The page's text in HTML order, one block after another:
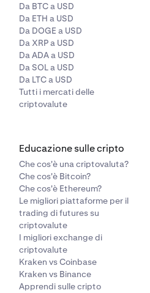
Da BTC a USD
Da ETH a USD
Da DOGE a USD
Da XRP a USD
Da ADA a USD
Da SOL a USD
Da LTC a USD
Tutti i mercati delle
criptovalute
Educazione sulle cripto
Che cos'è una criptovaluta?
Che cos'è Bitcoin?
Che cos'è Ethereum?
Le migliori piattaforme per il
trading di futures su
criptovalute
I migliori exchange di
criptovalute
Kraken vs Coinbase
Kraken vs Binance
Apprendi sulle cripto